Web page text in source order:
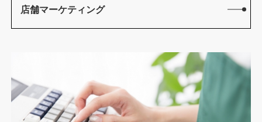
店舗マーケティング